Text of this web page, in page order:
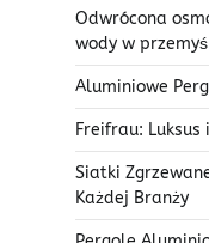
Odwrócona
wody w
Aluminiowe
Freifrau: Luksus
Siatki
Każdej Branży